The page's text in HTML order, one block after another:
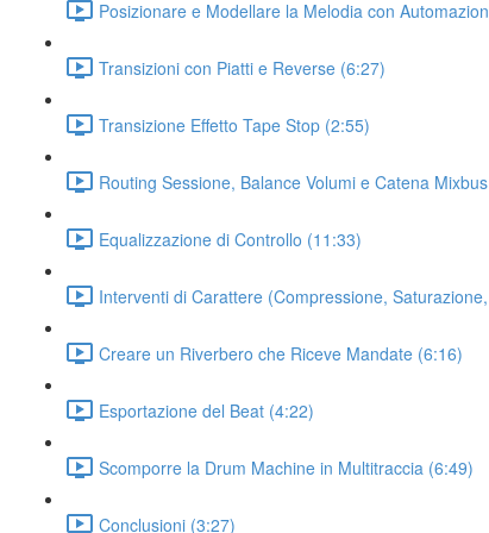
Posizionare e Modellare la Melodia con
Transizioni con Piatti e Reverse (6:27)
Transizione Effetto Tape Stop (2:55)
Routing Sessione, Balance Volumi e Catena
Equalizzazione di Controllo (11:33)
Interventi di Carattere (Compressione,
Creare un Riverbero che Riceve Mandate (6:16)
Esportazione del Beat (4:22)
Scomporre la Drum Machine in Multitraccia (6:49)
Conclusioni (3:27)